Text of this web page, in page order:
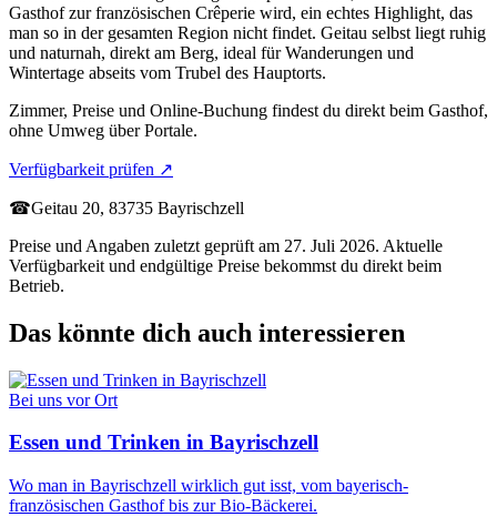
Gasthof zur französischen Crêperie wird, ein echtes Highlight, das
man so in der gesamten Region nicht findet. Geitau selbst liegt ruhig
und naturnah, direkt am Berg, ideal für Wanderungen und
Wintertage abseits vom Trubel des Hauptorts.
Zimmer, Preise und Online-Buchung findest du direkt beim Gasthof,
ohne Umweg über Portale.
Verfügbarkeit prüfen ↗
☎Geitau 20, 83735 Bayrischzell
Preise und Angaben zuletzt geprüft am 27. Juli 2026. Aktuelle
Verfügbarkeit und endgültige Preise bekommst du direkt beim
Betrieb.
Das könnte dich auch interessieren
Bei uns vor Ort
Essen und Trinken in Bayrischzell
Wo man in Bayrischzell wirklich gut isst, vom bayerisch-
französischen Gasthof bis zur Bio-Bäckerei.